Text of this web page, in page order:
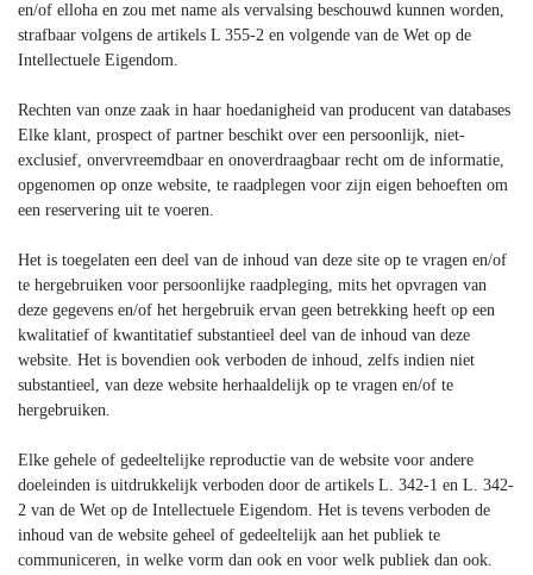
en/of elloha en zou met name als vervalsing beschouwd kunnen worden,
strafbaar volgens de artikels L 355-2 en volgende van de Wet op de
Intellectuele Eigendom.
Rechten van onze zaak in haar hoedanigheid van producent van databases
Elke klant, prospect of partner beschikt over een persoonlijk, niet-
exclusief, onvervreemdbaar en onoverdraagbaar recht om de informatie,
opgenomen op onze website, te raadplegen voor zijn eigen behoeften om
een reservering uit te voeren.
Het is toegelaten een deel van de inhoud van deze site op te vragen en/of
te hergebruiken voor persoonlijke raadpleging, mits het opvragen van
deze gegevens en/of het hergebruik ervan geen betrekking heeft op een
kwalitatief of kwantitatief substantieel deel van de inhoud van deze
website. Het is bovendien ook verboden de inhoud, zelfs indien niet
substantieel, van deze website herhaaldelijk op te vragen en/of te
hergebruiken.
Elke gehele of gedeeltelijke reproductie van de website voor andere
doeleinden is uitdrukkelijk verboden door de artikels L. 342-1 en L. 342-
2 van de Wet op de Intellectuele Eigendom. Het is tevens verboden de
inhoud van de website geheel of gedeeltelijk aan het publiek te
communiceren, in welke vorm dan ook en voor welk publiek dan ook.